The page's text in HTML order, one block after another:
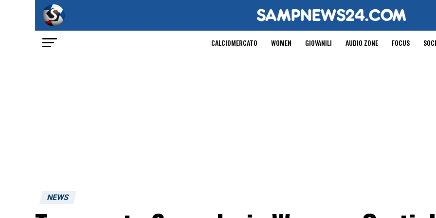
CALCIOMERCATO WOMEN GIOVANILI AUDIO ZONE FOCUS
NEWS